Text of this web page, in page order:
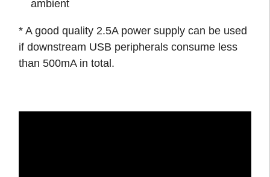
ambient
* A good quality 2.5A power supply can be used
if downstream USB peripherals consume less
than 500mA in total.